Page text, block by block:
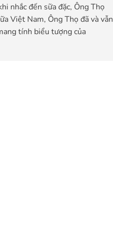
nhắc đến sữa đặc, Ông Thọ
Việt Nam, Ông Thọ đã và vẫn
tính biểu tượng của